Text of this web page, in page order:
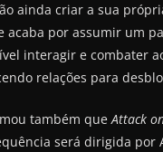
ainda criar a sua
acaba por assumir um
interagir e combater
relações para
também queAttack
será dirigida